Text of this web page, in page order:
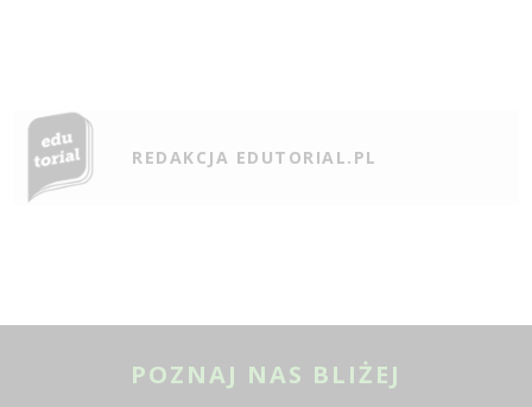
REDAKCJA EDUTORIAL.PL
POZNAJ NAS BLIŻEJ